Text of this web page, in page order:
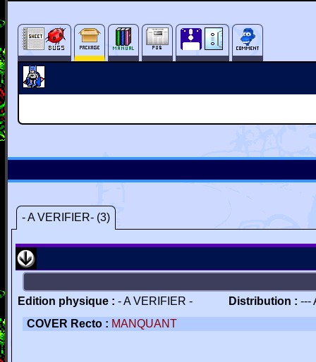
- A VERIFIER- (3)
Edition physique : - A VERIFIER - Distribution : ---
COVER Recto : MANQUANT